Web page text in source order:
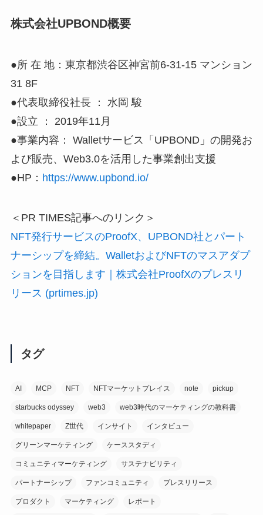
株式会社UPBOND概要
●所 在 地：東京都渋谷区神宮前6-31-15 マンション
31 8F
●代表取締役社長 ： 水岡 駿
●設立 ： 2019年11月
●事業内容： Walletサービス「UPBOND」の開発お
よび販売、Web3.0を活用した事業創出支援
●HP： https://www.upbond.io/
＜PR TIMES記事へのリンク＞
NFT発行サービスのProofX、UPBOND社とパート
ナーシップを締結。WalletおよびNFTのマスアダプ
ションを目指します｜株式会社ProofXのプレスリ
リース (prtimes.jp)
タグ
AI MCP NFT NFTマーケットプレイス note pickup
starbucks odyssey web3 web3時代のマーケティングの教科書
whitepaper Z世代 インサイト インタビュー
グリーンマーケティング ケーススタディ
コミュニティマーケティング サステナビリティ
パートナーシップ ファンコミュニティ プレスリリース
プロダクト マーケティング レポート